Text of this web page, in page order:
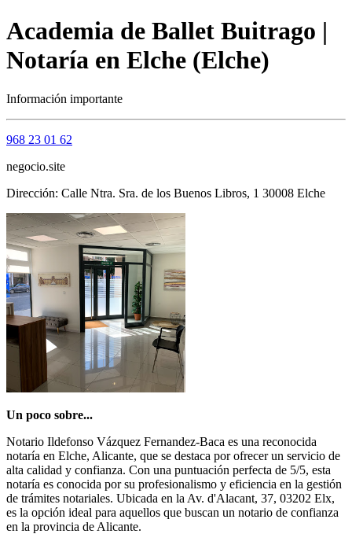
Academia de Ballet Buitrago |
Notaría en Elche (Elche)
Información importante
968 23 01 62
negocio.site
Dirección: Calle Ntra. Sra. de los Buenos Libros, 1 30008 Elche
Un poco sobre...
Notario Ildefonso Vázquez Fernandez-Baca es una reconocida
notaría en Elche, Alicante, que se destaca por ofrecer un servicio de
alta calidad y confianza. Con una puntuación perfecta de 5/5, esta
notaría es conocida por su profesionalismo y eficiencia en la gestión
de trámites notariales. Ubicada en la Av. d'Alacant, 37, 03202 Elx,
es la opción ideal para aquellos que buscan un notario de confianza
en la provincia de Alicante.